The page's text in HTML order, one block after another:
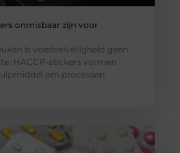
onmisbaar zijn voor
is voedselveiligheid geen
HACCP-stickers vormen
om processen